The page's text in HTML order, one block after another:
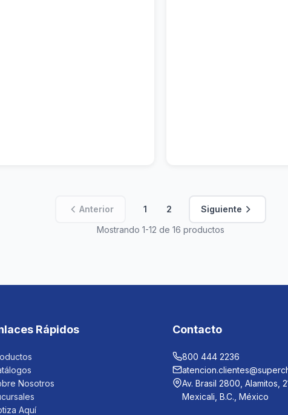
Anterior 1 2
Siguiente
Mostrando 1-12 de 16 productos
Rápidos
Nosotros
Aquí
Contacto
800 444 2236
Av. Brasil 2800, Alamitos,
Mexicali, B.C., México